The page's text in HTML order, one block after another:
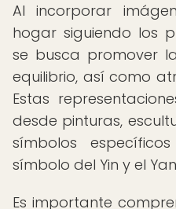
Al incorporar
hogar siguiendo los
se busca promover
equilibrio, así como
Estas
desde pinturas,
símbolos
símbolo del Yin y el
Es importante